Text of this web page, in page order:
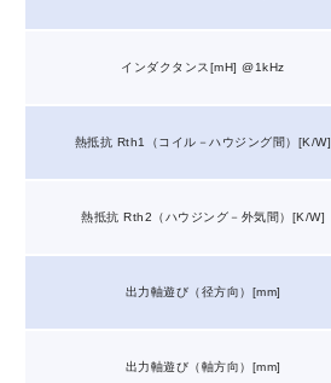
インダクタンス[mH] @1kHz
熱抵抗 Rth1（コイル－ハウジング間）[K/W]
熱抵抗 Rth2（ハウジング－外気間）[K/W]
出力軸遊び（径方向）[mm]
出力軸遊び（軸方向）[mm]